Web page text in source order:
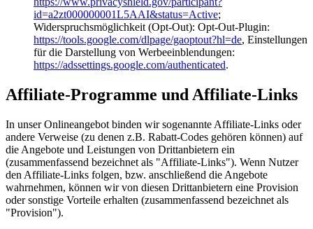
id=a2zt000000001L5AAI&status=Active;
Widerspruchsmöglichkeit (Opt-Out): Opt-Out-Plugin:
https://tools.google.com/dlpage/gaoptout?hl=de, Einstellungen
für die Darstellung von Werbeeinblendungen:
https://adssettings.google.com/authenticated.
Affiliate-Programme und Affiliate-Links
In unser Onlineangebot binden wir sogenannte Affiliate-Links oder
andere Verweise (zu denen z.B. Rabatt-Codes gehören können) auf
die Angebote und Leistungen von Drittanbietern ein
(zusammenfassend bezeichnet als "Affiliate-Links"). Wenn Nutzer
den Affiliate-Links folgen, bzw. anschließend die Angebote
wahrnehmen, können wir von diesen Drittanbietern eine Provision
oder sonstige Vorteile erhalten (zusammenfassend bezeichnet als
"Provision").